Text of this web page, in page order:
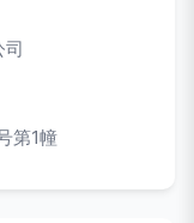
第1幢